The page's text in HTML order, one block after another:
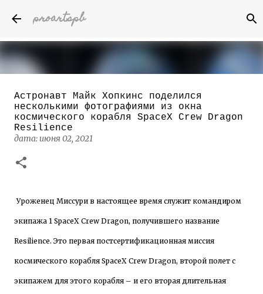
proartspb
Бумажные скульптуры канадского
художника Келвина Николса (Calvin
Nicholls)
дата:октября 14, 2022
8
Астронавт Майк Хопкинс поделился
несколькими фотографиями из окна
космического корабля SpaceX Crew Dragon
Resilience
дата: июня 02, 2021
Уроженец Миссури в настоящее время служит командиром
экипажа 1 SpaceX Crew Dragon, получившего название
Resilience. Это первая постсертификационная миссия
космического корабля SpaceX Crew Dragon, второй полет с
экипажем для этого корабля – и его вторая длительная